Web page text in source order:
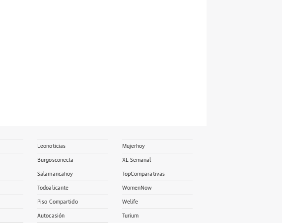
Leonoticias
Burgosconecta
Salamancahoy
Todoalicante
Piso Compartido
Autocasión
Mujerhoy
XL Semanal
TopComparativas
WomenNow
Welife
Turium